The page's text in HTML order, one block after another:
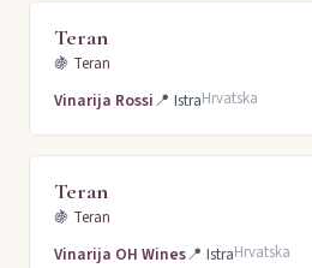
Teran
🍇 Teran
Vinarija Rossi📍 IstraHrvatska
Teran
🍇 Teran
Vinarija OH Wines📍 IstraHrvatska